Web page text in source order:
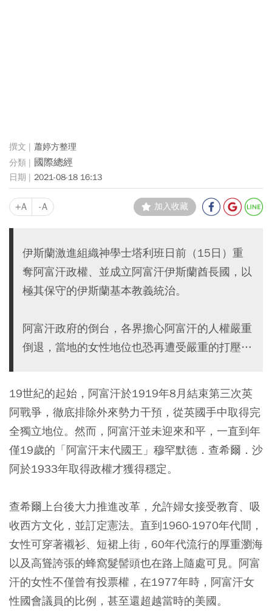
蕭婷方整理
國際總經
2021-08-18 16:13
+A -A 加入收藏
伊斯蘭激進組織神學士塔利班日前（15日）重
奪阿富汗政權、並成立阿富汗伊斯蘭酋長國，以
極其保守的伊斯蘭基本教義統治。
阿富汗政府的倒台，各界擔心阿富汗的人權嚴重
倒退，當地的女性地位也恐再遭受嚴重的打壓…
19世紀的起始，阿富汗於1919年8月結束第三次英
阿戰爭，徹底排除外來勢力干預，從英國手中取得完
全獨立地位。然而，阿富汗並未迎來和平，一直到年
僅19歲的「阿富汗末代國王」穆罕默德．查希爾．沙
阿於1933年取得政權才獲得穩定。
查希爾上台後大力推進改革，允許婦女接受教育、吸
收西方文化，並訂定憲法。直到1960-1970年代間，
女性可穿著襯衫、短裙上街，60年代流行的厚重瀏海
以及高聳誇張的蜂窩髮髻頭也在路上隨處可見。阿富
汗的女性不僅曾有投票權，在1977年時，阿富汗女
性國會議員的比例，甚至還超越當時的美國。